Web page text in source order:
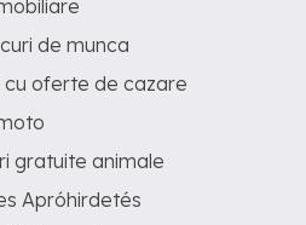
de munca
cu oferte de cazare
gratuite animale
Apróhirdetés